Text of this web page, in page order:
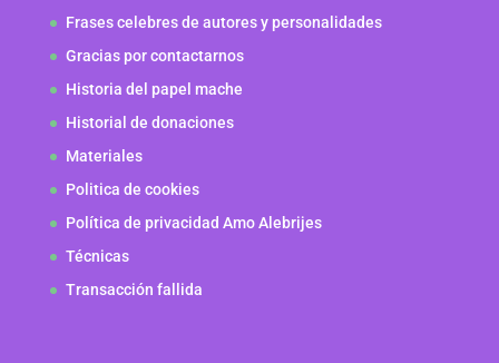
Frases celebres de autores y personalidades
Gracias por contactarnos
Historia del papel mache
Historial de donaciones
Materiales
Politica de cookies
Política de privacidad Amo Alebrijes
Técnicas
Transacción fallida